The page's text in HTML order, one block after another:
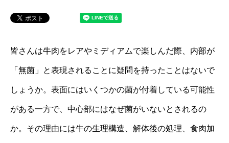
皆さんは牛肉をレアやミディアムで楽しんだ際、内部が
「無菌」と表現されることに疑問を持ったことはないで
しょうか。表面にはいくつかの菌が付着している可能性
がある一方で、中心部にはなぜ菌がいないとされるの
か。その理由には牛の生理構造、解体後の処理、食肉加